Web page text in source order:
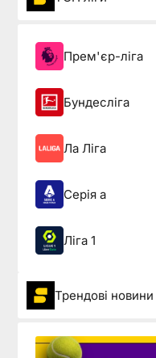
Прем'єр-ліга
Бундесліга
Ла Ліга
Серія а
Ліга 1
Трендові новини